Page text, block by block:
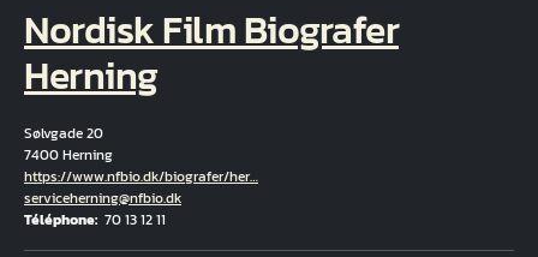
Nordisk Film Biografer
Herning
Sølvgade 20
7400 Herning
Hjemmeside
https://www.nfbio.dk/biografer/her…
Courriel
serviceherning@nfbio.dk
Téléphone 70 13 12 11